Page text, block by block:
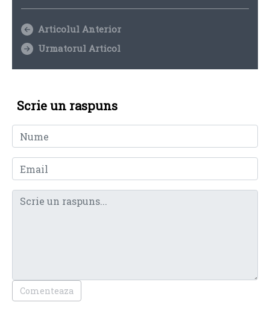
Articolul Anterior
Urmatorul Articol
Scrie un raspuns
Comenteaza